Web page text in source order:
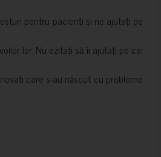
pentru pacienți și ne ajutați pe
lor. Nu ezitați să îi ajutați pe cei
care s-au născut cu probleme